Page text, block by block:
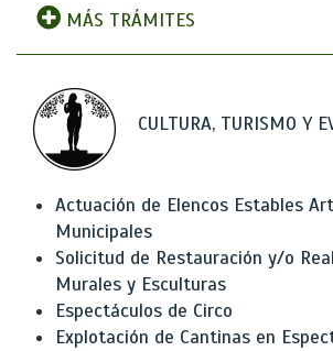
MÁS TRÁMITES
CULTURA, TURISMO Y
Actuación de Elencos Estables
Municipales
Solicitud de Restauración y/o
Murales y Esculturas
Espectáculos de Circo
Explotación de Cantinas en